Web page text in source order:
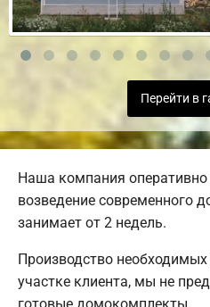
Перейти в
Наша компания
возведение современного
занимает от 2 недель.
Производство
участке клиента, мы не